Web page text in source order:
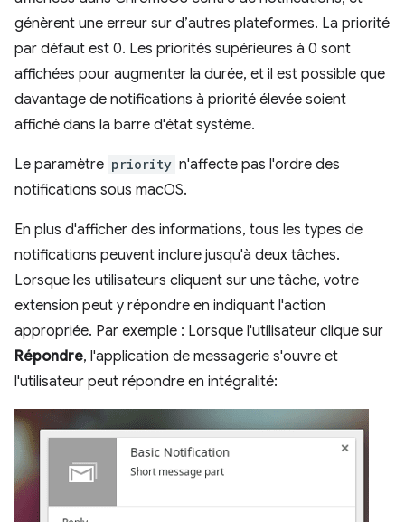
génèrent une erreur sur d’autres plateformes. La priorité
par défaut est 0. Les priorités supérieures à 0 sont
affichées pour augmenter la durée, et il est possible que
davantage de notifications à priorité élevée soient
affiché dans la barre d'état système.
Le paramètre priority n'affecte pas l'ordre des
notifications sous macOS.
En plus d'afficher des informations, tous les types de
notifications peuvent inclure jusqu'à deux tâches.
Lorsque les utilisateurs cliquent sur une tâche, votre
extension peut y répondre en indiquant l'action
appropriée. Par exemple : Lorsque l'utilisateur clique sur
Répondre, l'application de messagerie s'ouvre et
l'utilisateur peut répondre en intégralité: